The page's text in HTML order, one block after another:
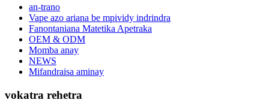
an-trano
Vape azo ariana be mpividy indrindra
Fanontaniana Matetika Apetraka
OEM & ODM
Momba anay
NEWS
Mifandraisa aminay
vokatra rehetra